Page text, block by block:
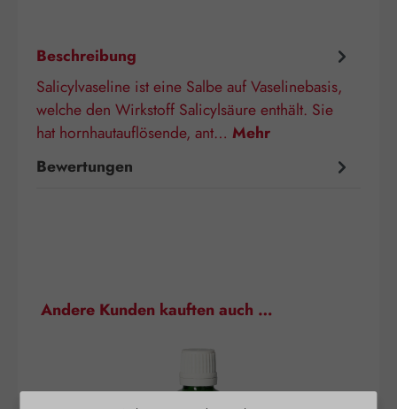
Beschreibung
Salicylvaseline ist eine Salbe auf Vaselinebasis,
welche den Wirkstoff Salicylsäure enthält. Sie
hat hornhautauflösende, ant… Mehr
Bewertungen
Produktgalerie überspringen
Andere Kunden kauften auch …